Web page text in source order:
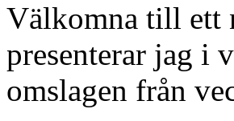
Välkomna till ett
presenterar jag i
omslagen från